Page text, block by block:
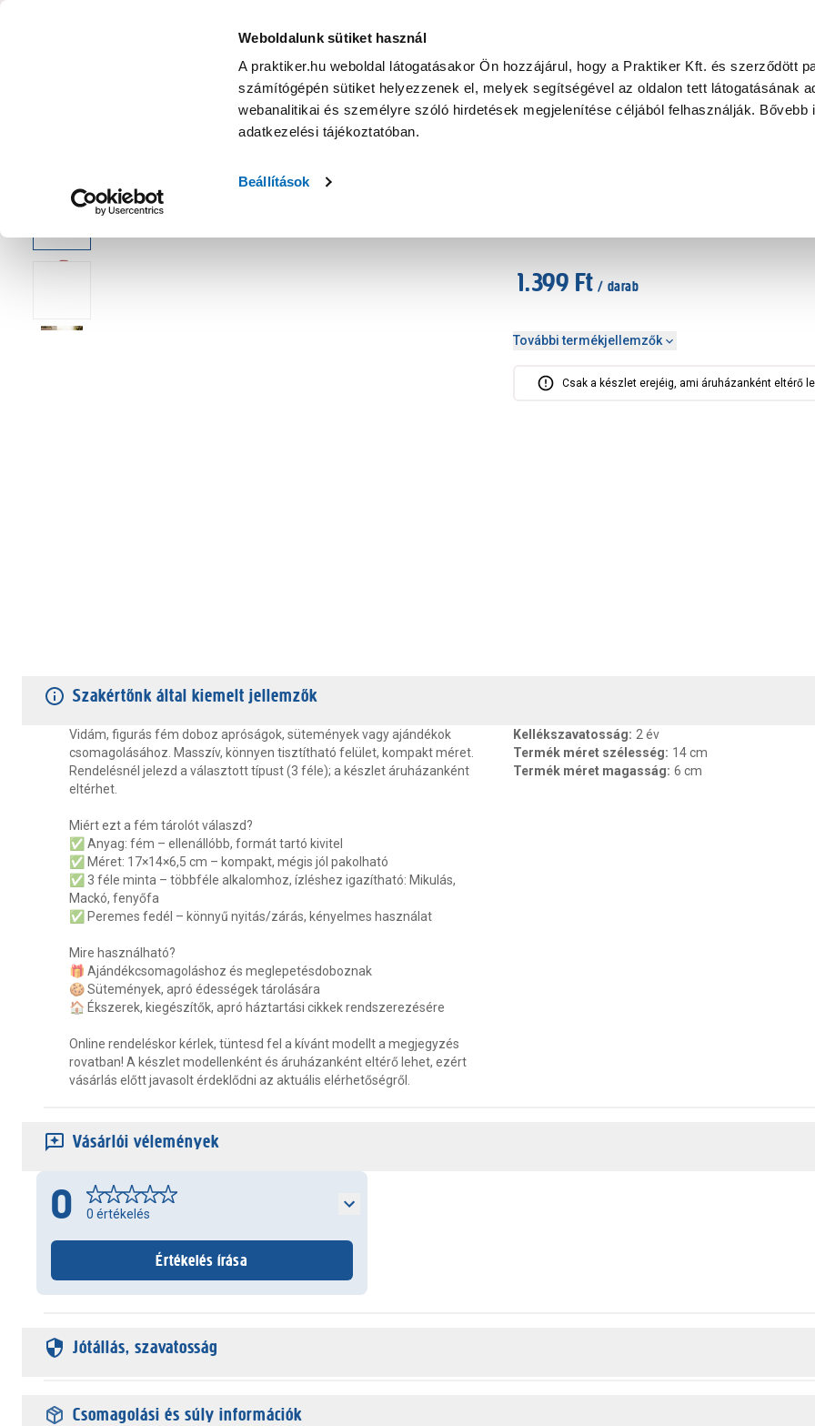
Weboldalunk sütiket használ
A praktiker.hu weboldal látogatásakor Ön hozzájárul, hogy a Praktiker Kft. és szerződött
számítógépén sütiket helyezzenek el, melyek segítségével az oldalon tett látogatásának
webanalitikai és személyre szóló hirdetések megjelenítése céljából felhasználják. Bővebb
adatkezelési tájékoztatóban.
Beállítások
KATEGÓRIÁK
Nyereményjáték Praktiker Professional Szakiajánló Ügyintézés és Információ
1.399 Ft / darab
További termékjellemzők
Csak a készlet erejéig, ami áruházanként eltérő
Szakértőnk által kiemelt jellemzők
Vidám, figurás fém doboz apróságok, sütemények vagy ajándékok
csomagolásához. Masszív, könnyen tisztítható felület, kompakt méret.
Rendelésnél jelezd a választott típust (3 féle); a készlet áruházanként
eltérhet.
Miért ezt a fém tárolót válaszd?
✅ Anyag: fém – ellenállóbb, formát tartó kivitel
✅ Méret: 17×14×6,5 cm – kompakt, mégis jól pakolható
✅ 3 féle minta – többféle alkalomhoz, ízléshez igazítható: Mikulás,
Mackó, fenyőfa
✅ Peremes fedél – könnyű nyitás/zárás, kényelmes használat
Mire használható?
🎁 Ajándékcsomagoláshoz és meglepetésdoboznak
🍪 Sütemények, apró édességek tárolására
🏠 Ékszerek, kiegészítők, apró háztartási cikkek rendszerezésére
Online rendeléskor kérlek, tüntesd fel a kívánt modellt a megjegyzés
rovatban! A készlet modellenként és áruházanként eltérő lehet, ezért
vásárlás előtt javasolt érdeklődni az aktuális elérhetőségről.
Kellékszavatosság: 2 év
Termék méret szélesség: 14 cm
Termék méret magasság: 6 cm
Vásárlói vélemények
0 0 értékelés
Értékelés írása
Jótállás, szavatosság
Csomagolási és súly információk